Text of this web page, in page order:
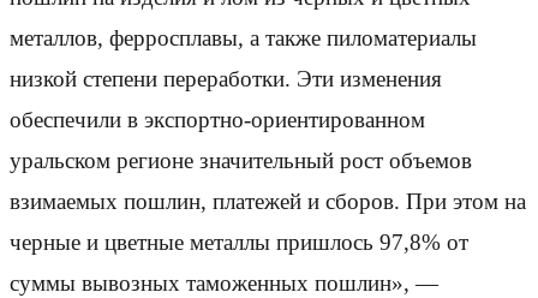
металлов, ферросплавы, а также пиломатериалы
низкой степени переработки. Эти изменения
обеспечили в экспортно-ориентированном
уральском регионе значительный рост объемов
взимаемых пошлин, платежей и сборов. При этом на
черные и цветные металлы пришлось 97,8% от
суммы вывозных таможенных пошлин», —